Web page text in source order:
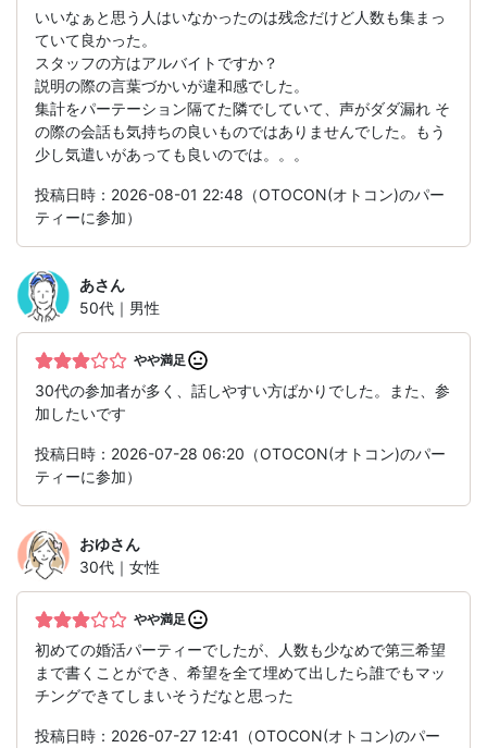
いいなぁと思う人はいなかったのは残念だけど人数も集まっ
ていて良かった。
スタッフの方はアルバイトですか？
説明の際の言葉づかいが違和感でした。
集計をパーテーション隔てた隣でしていて、声がダダ漏れ そ
の際の会話も気持ちの良いものではありませんでした。もう
少し気遣いがあっても良いのでは。。。
投稿日時：2026-08-01 22:48（OTOCON(オトコン)のパー
ティーに参加）
あさん
50代｜男性
やや満足
30代の参加者が多く、話しやすい方ばかりでした。また、参
加したいです
投稿日時：2026-07-28 06:20（OTOCON(オトコン)のパー
ティーに参加）
おゆさん
30代｜女性
やや満足
初めての婚活パーティーでしたが、人数も少なめで第三希望
まで書くことができ、希望を全て埋めて出したら誰でもマッ
チングできてしまいそうだなと思った
投稿日時：2026-07-27 12:41（OTOCON(オトコン)のパー